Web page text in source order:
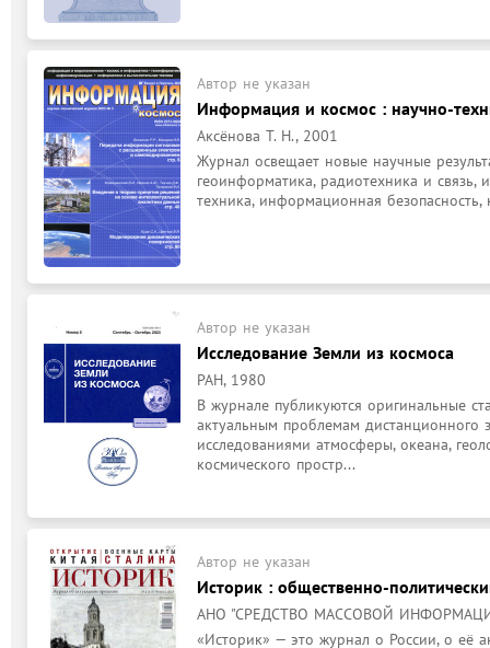
Автор не указан
Информация и космос : научно-
Аксёнова Т. Н., 2001
Журнал освещает новые научные
геоинформатика, радиотехника и связь,
техника, информационная
Автор не указан
Исследование Земли из космоса
РАН, 1980
В журнале публикуются оригинальные
актуальным проблемам дистанционного
исследованиями атмосферы, океана,
космического простр...
Автор не указан
Историк : общественно-
АНО "СРЕДСТВО МАССОВОЙ
«Историк» — это журнал о России, о её